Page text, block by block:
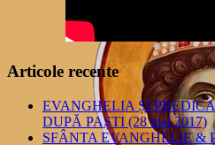
Articole recente
EVANGHELIA ȘI
DUPĂ PAȘTI (28 mai 2017)
SFÂNTA EVANGHELIE &